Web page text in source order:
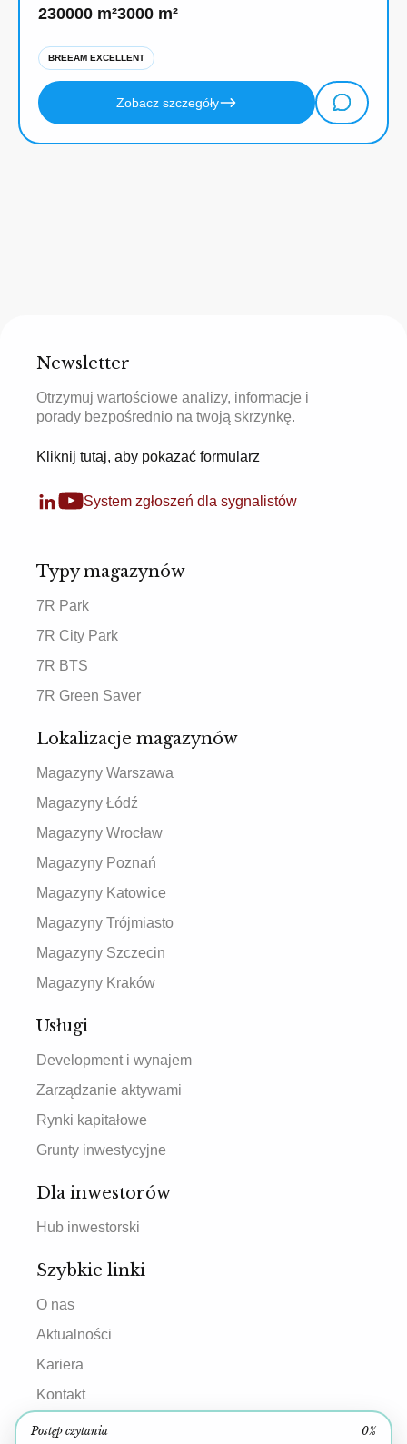
Postęp czytania 0%
230000 m²3000 m²
BREEAM EXCELLENT
Zobacz szczegóły
Newsletter
Otrzymuj wartościowe analizy, informacje i
porady bezpośrednio na twoją skrzynkę.
Kliknij tutaj, aby pokazać formularz
System zgłoszeń dla sygnalistów
Typy magazynów
7R Park
7R City Park
7R BTS
7R Green Saver
Lokalizacje magazynów
Magazyny Warszawa
Magazyny Łódź
Magazyny Wrocław
Magazyny Poznań
Magazyny Katowice
Magazyny Trójmiasto
Magazyny Szczecin
Magazyny Kraków
Usługi
Development i wynajem
Zarządzanie aktywami
Rynki kapitałowe
Grunty inwestycyjne
Dla inwestorów
Hub inwestorski
Szybkie linki
O nas
Aktualności
Kariera
Kontakt
Kontakt